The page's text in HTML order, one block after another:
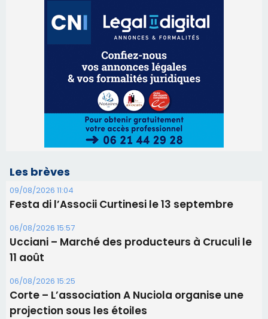
Les brèves
09/08/2026 11:04
Festa di l’Associi Curtinesi le 13 septembre
06/08/2026 15:57
Ucciani – Marché des producteurs à Cruculi le
11 août
06/08/2026 15:25
Corte – L’association A Nuciola organise une
projection sous les étoiles